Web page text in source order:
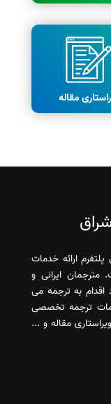
مقاله
ارائه خدمات
ایرانی و
به ترجمه می
ترجمه تخصصی
مقاله و ...